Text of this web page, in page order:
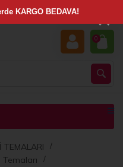
0
TEMALARI
×